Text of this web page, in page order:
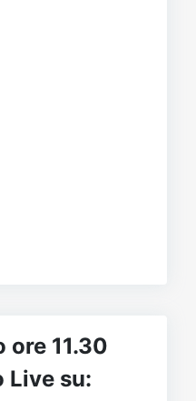
ore 11.30
Live su: